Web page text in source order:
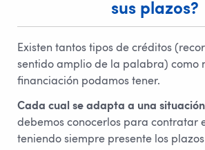
sus plazos?
Existen tantos tipos de créditos
sentido amplio de la palabra) como
financiación podamos tener.
Cada cual se adapta a una
debemos conocerlos para contratar
teniendo siempre presente los